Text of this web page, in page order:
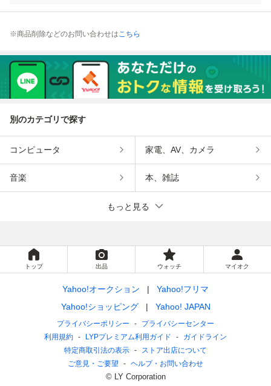
※商品削除などのお問い合わせはこちら
別のカテゴリで探す
コンピュータ 家電、AV、カメラ
音楽 本、雑誌
もっと見る
トップ 出品 ウォッチ マイオク
Yahoo!オークション
Yahoo!フリマ
Yahoo!ショッピング
Yahoo! JAPAN
プライバシーポリシー
プライバシーセンター
利用規約
LYPプレミアム利用ガイド
ガイドライン
特定商取引法の表示
ストア出店について
ご意見・ご要望
ヘルプ・お問い合わせ
© LY Corporation